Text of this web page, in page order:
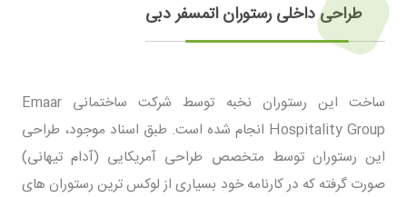
طراحی داخلی رستوران اتمسفر دبی
ساخت این رستوران نخبه توسط شرکت ساختمانی Emaar
Hospitality Group انجام شده است. طبق اسناد موجود، طراحی
این رستوران توسط متخصص طراحی آمریکایی (آدام تیهانی)
صورت گرفته که در کارنامه خود بسیاری از لوکس ترین رستوران های